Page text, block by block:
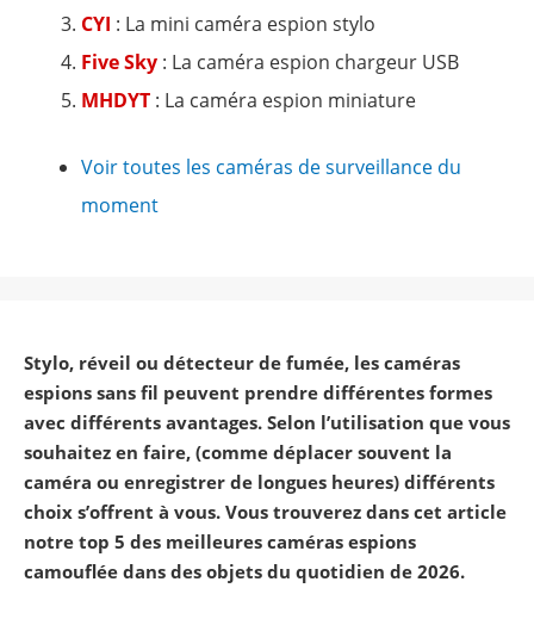
CYI : La mini caméra espion stylo
Five Sky : La caméra espion chargeur USB
MHDYT : La caméra espion miniature
Voir toutes les caméras de surveillance du
moment
Stylo, réveil ou détecteur de fumée, les caméras
espions sans fil peuvent prendre différentes formes
avec différents avantages. Selon l’utilisation que vous
souhaitez en faire, (comme déplacer souvent la
caméra ou enregistrer de longues heures) différents
choix s’offrent à vous. Vous trouverez dans cet article
notre top 5 des meilleures caméras espions
camouflée dans des objets du quotidien de 2026.